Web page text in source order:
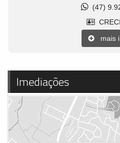
(47)
mais
Imediações